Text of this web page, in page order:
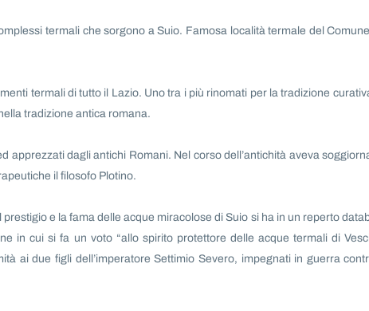
termali che sorgono a Suio. Famosa località termale del
termali di tutto il Lazio. Uno tra i più rinomati per la tradizione
tradizione antica romana.
apprezzati dagli antichi Romani. Nel corso dell’antichità aveva
il filosofo Plotino.
e la fama delle acque miracolose di Suio si ha in un reperto
in cui si fa un voto “allo spirito protettore delle acque termali di
ai due figli dell’imperatore Settimio Severo, impegnati in guerra